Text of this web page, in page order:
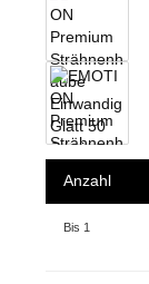
Anzahl
Bis 1